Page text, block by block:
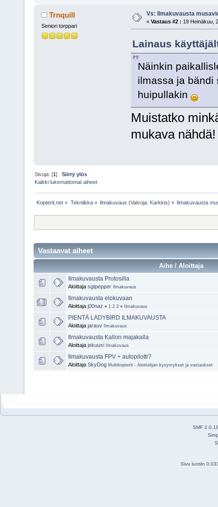
Trnquill
Seniori torppari
Vs: Ilmakuvausta
« Vastaus #2 : 19 Heinäkuu,
Lainaus
Näinkin
ilmassa ja bändi
huipullakin
Muistatko
mukava
Sivuja: [1]Siirry ylös
Kaikki lukemattomat aiheet
Kopterit.net » Tekniikka» Ilmakuvaus (Valvoja: Karkkis) » Ilmakuvausta
Vastaavat aiheet
Aihe / Aloittaja
Ilmakuvausta Protosilla
Aloittaja sgtpepper Ilmakuvaus
Ilmakuvausta elokuvaan
Aloittaja j00naz « 1 2 3 » Ilmakuvaus
PIENTÄ LADYBIRD ILMAKUVAUSTA
Aloittaja jarauv Ilmakuvaus
Ilmakuvausta Kallon majakalla
Aloittaja jekuusi Ilmakuvaus
Ilmakuvausta FPV + autopilotti?
Aloittaja SkyDog Multikopterit - Aloittelijan kysymykset ja vastaukset
SMF
Sivu luotiin